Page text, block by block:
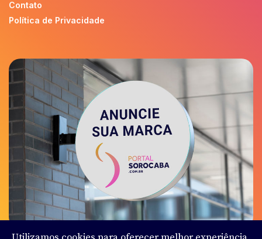
Contato
Política de Privacidade